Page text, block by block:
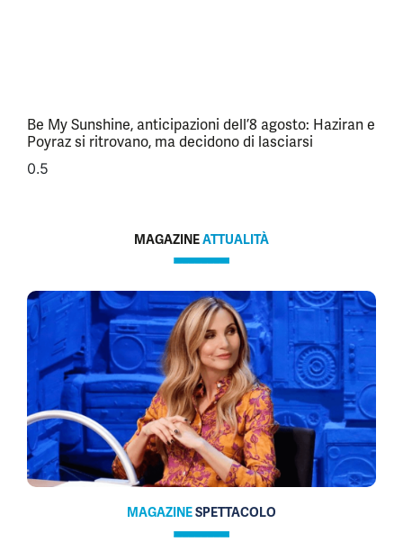
Be My Sunshine, anticipazioni dell’8 agosto: Haziran e
Poyraz si ritrovano, ma decidono di lasciarsi
MAGAZINEATTUALITÀ
MAGAZINESPETTACOLO